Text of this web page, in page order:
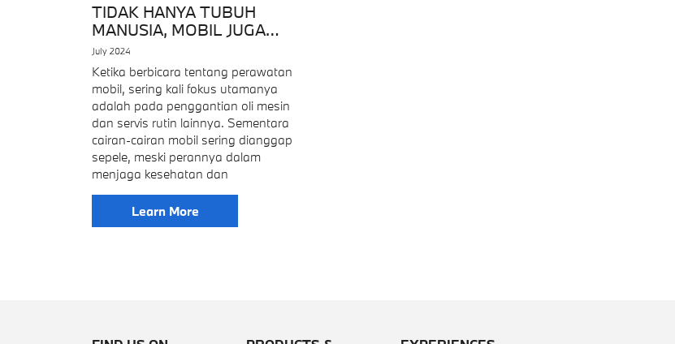
TIDAK HANYA TUBUH
MANUSIA, MOBIL JUGA
BUTUH CAIRAN YANG
CUKUP!
July 2024
Ketika berbicara tentang perawatan
mobil, sering kali fokus utamanya
adalah pada penggantian oli mesin
dan servis rutin lainnya. Sementara
cairan-cairan mobil sering dianggap
sepele, meski perannya dalam
menjaga kesehatan dan
Learn More